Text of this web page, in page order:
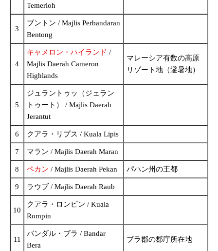
Temerloh
3
ブントン / Majlis Perbandaran
Bentong
4
キャメロン・ハイランド /
Majlis Daerah Cameron
Highlands
マレーシア有数の高原
リゾート地（避暑地）
5
ジュラントゥッ（ジェラン
トゥート） / Majlis Daerah
Jerantut
6 クアラ・リプス / Kuala Lipis
7 マラン / Majlis Daerah Maran
8 ペカン / Majlis Daerah Pekan パハン州の王都
9 ラウブ / Majlis Daerah Raub
10
クアラ・ロンピン / Kuala
Rompin
11
バンダル・ブラ / Bandar
Bera
ブラ郡の郡庁所在地